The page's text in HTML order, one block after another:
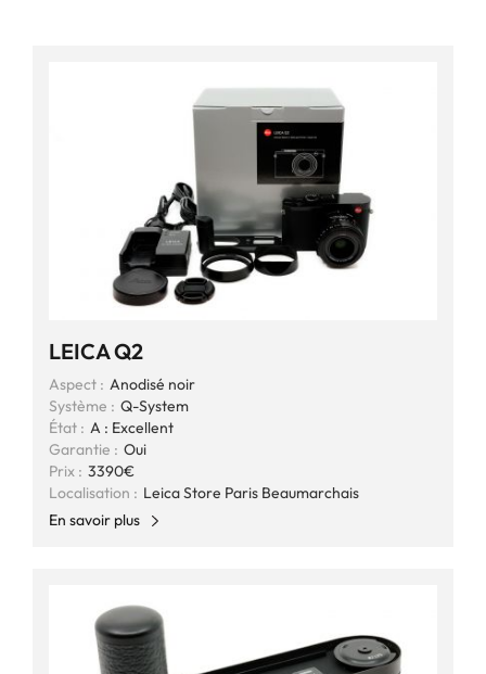
LEICA Q2
Aspect : Anodisé noir
Système : Q-System
État : A : Excellent
Garantie : Oui
Prix : 3390€
Localisation : Leica Store Paris Beaumarchais
En savoir plus